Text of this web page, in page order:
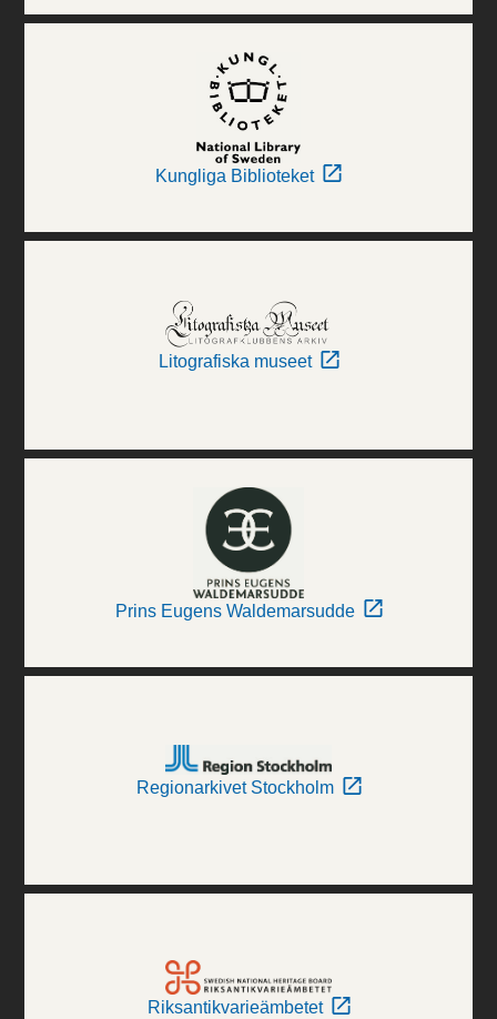
Kungliga Biblioteket
Litografiska museet
Prins Eugens Waldemarsudde
Regionarkivet Stockholm
Riksantikvarieämbetet